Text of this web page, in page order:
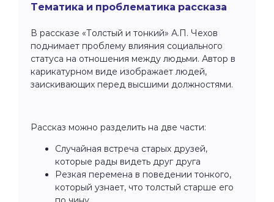
Тематика и проблематика рассказа
В рассказе «Толстый и тонкий» А.П. Чехов
поднимает проблему влияния социального
статуса на отношения между людьми. Автор в
карикатурном виде изображает людей,
заискивающих перед высшими должностями.
Рассказ можно разделить на две части:
Случайная встреча старых друзей,
которые рады видеть друг друга
Резкая перемена в поведении тонкого,
который узнает, что толстый старше его